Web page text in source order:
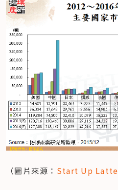
（圖片來源： Start Up Latte